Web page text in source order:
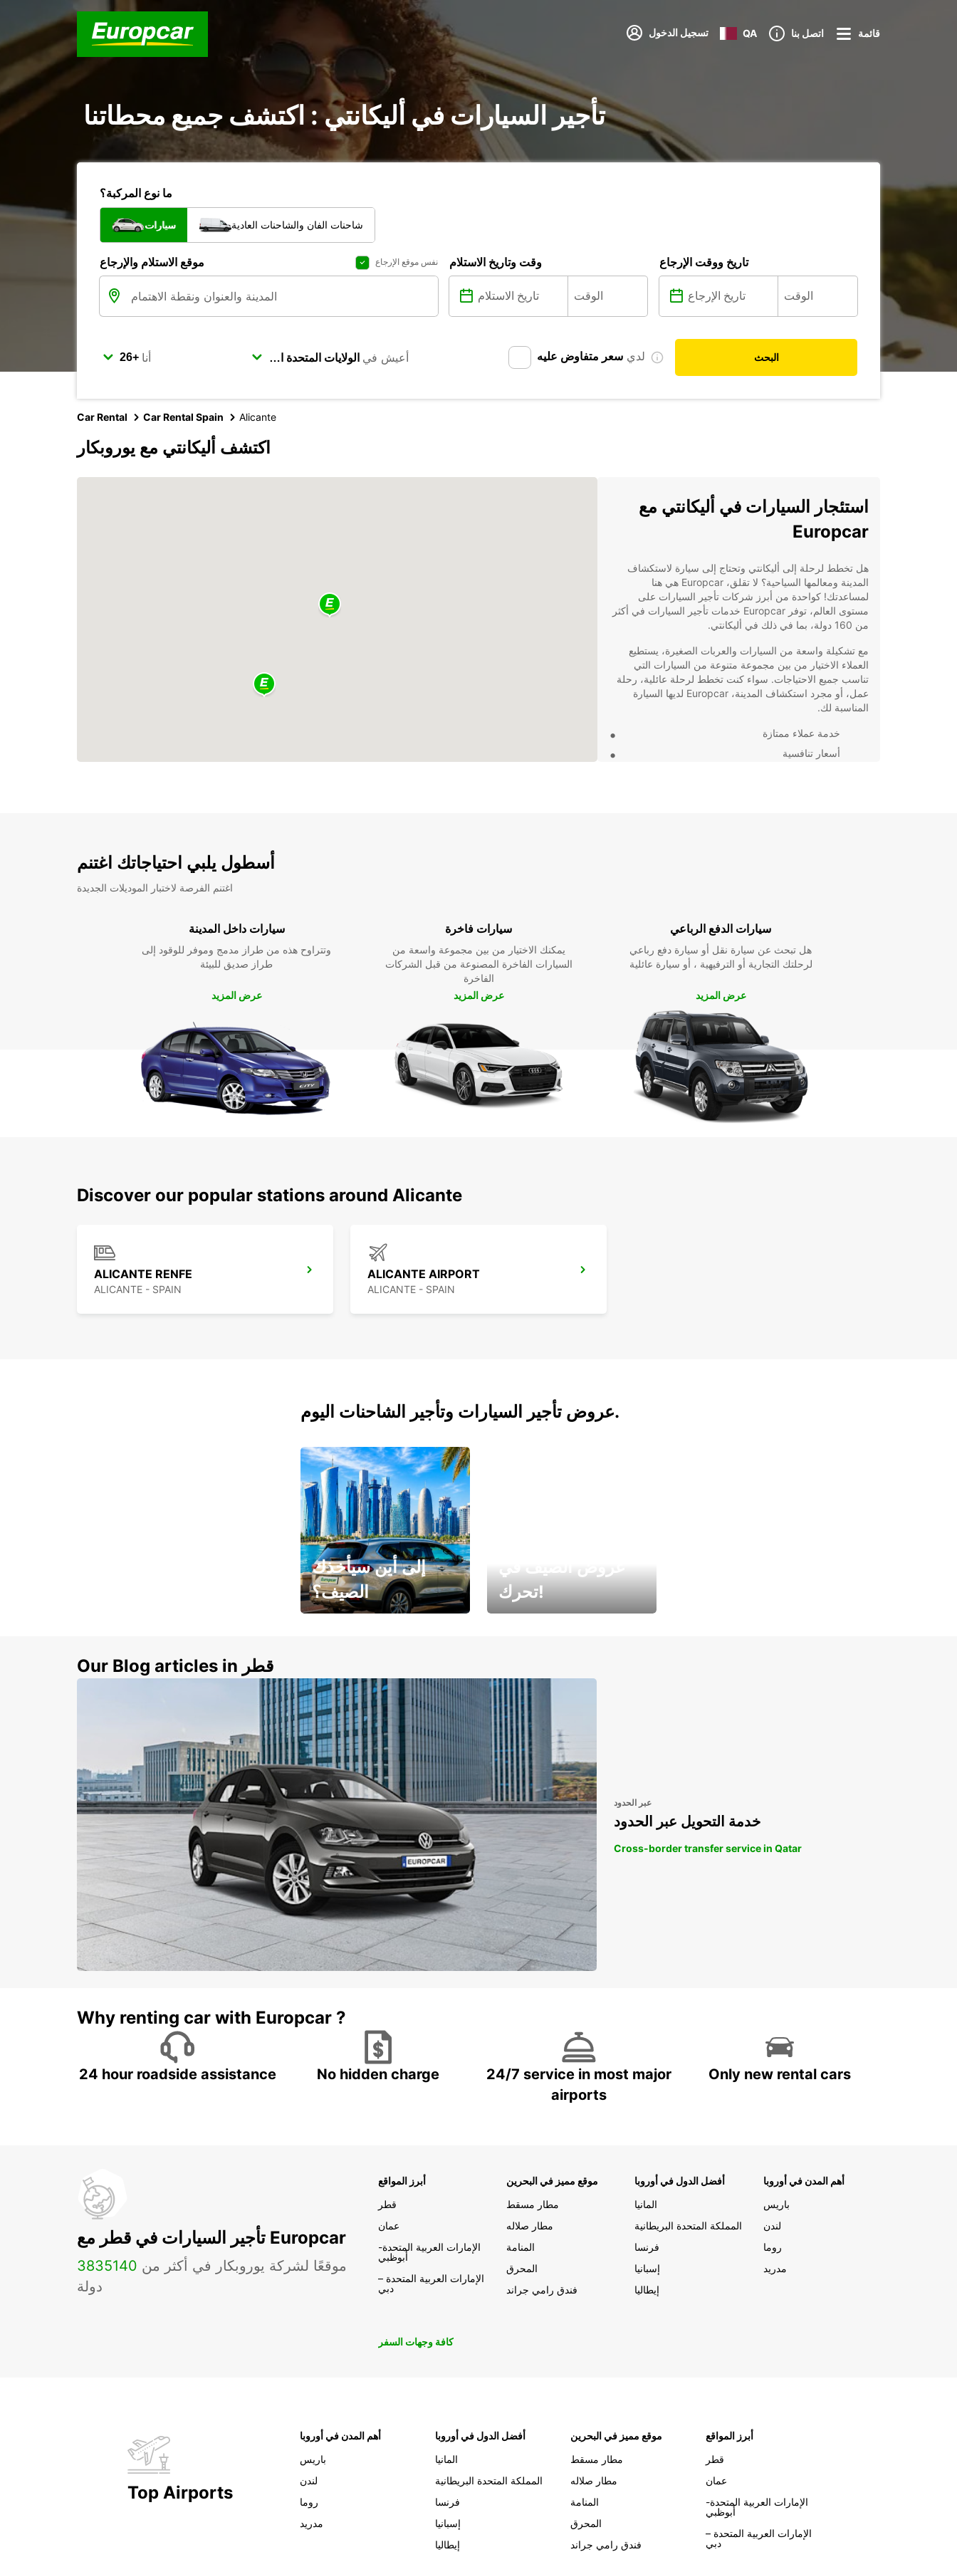
تسجيل الدخول QA اتصل بنا قائمة
تأجير السيارات في أليكانتي : اكتشف جميع محطاتنا
ما نوع المركبة؟
سيارات شاحنات الفان والشاحنات العادية
موقع الاستلام والإرجاع نفس موقع الإرجاع وقت وتاريخ الاستلام تاريخ ووقت الإرجاع
أنا أعيش في لدي سعر متفاوض عليه البحث
Car Rental Car Rental Spain Alicante
اكتشف أليكانتي مع يوروبكار
استئجار السيارات في أليكانتي مع
Europcar
هل تخطط لرحلة إلى أليكانتي وتحتاج إلى سيارة لاستكشاف
المدينة ومعالمها السياحية؟ لا تقلق، Europcar هي هنا
لمساعدتك! كواحدة من أبرز شركات تأجير السيارات على
مستوى العالم، توفر Europcar خدمات تأجير السيارات في أكثر
من 160 دولة، بما في ذلك في أليكانتي.
مع تشكيلة واسعة من السيارات والعربات الصغيرة، يستطيع
العملاء الاختيار من بين مجموعة متنوعة من السيارات التي
تناسب جميع الاحتياجات. سواء كنت تخطط لرحلة عائلية، رحلة
عمل، أو مجرد استكشاف المدينة، Europcar لديها السيارة
المناسبة لك.
خدمة عملاء ممتازة
أسعار تنافسية
أسطول يلبي احتياجاتك اغتنم
اغتنم الفرصة لاختبار الموديلات الجديدة
سيارات داخل المدينة
وتتراوح هذه من طراز مدمج وموفر للوقود إلى
طراز صديق للبيئة
عرض المزيد
سيارات فاخرة
يمكنك الاختيار من بين مجموعة واسعة من
السيارات الفاخرة المصنوعة من قبل الشركات
الفاخرة
عرض المزيد
سيارات الدفع الرباعي
هل تبحث عن سيارة نقل أو سيارة دفع رباعي
لرحلتك التجارية أو الترفيهية ، أو سيارة عائلية
عرض المزيد
Discover our popular stations around Alicante
ALICANTE RENFE
ALICANTE - SPAIN
ALICANTE AIRPORT
ALICANTE - SPAIN
عروض تأجير السيارات وتأجير الشاحنات اليوم.
إلى أين سيأخذك
الصيف؟
تحرك!
Our Blog articles in قطر
عبر الحدود
خدمة التحويل عبر الحدود
Cross-border transfer service in Qatar
Why renting car with Europcar ?
24 hour roadside assistance No hidden charge
24/7 service in most major
airports
Only new rental cars
تأجير السيارات في قطر مع Europcar
3835 موقعًا لشركة يوروبكار في أكثر من 140
دولة
أبرز المواقع
قطر
عمان
الإمارات العربية المتحدة-
أبوظبي
الإمارات العربية المتحدة –
دبي
موقع مميز في البحرين
مطار مسقط
مطار صلاله
المنامة
المحرق
فندق رامي جراند
أفضل الدول في أوروبا
المانيا
المملكة المتحدة البريطانية
فرنسا
إسبانيا
إيطاليا
أهم المدن في أوروبا
باريس
لندن
روما
مدريد
كافة وجهات السفر
Top Airports
أهم المدن في أوروبا
باريس
لندن
روما
مدريد
أفضل الدول في أوروبا
المانيا
المملكة المتحدة البريطانية
فرنسا
إسبانيا
إيطاليا
موقع مميز في البحرين
مطار مسقط
مطار صلاله
المنامة
المحرق
فندق رامي جراند
أبرز المواقع
قطر
عمان
الإمارات العربية المتحدة-
أبوظبي
الإمارات العربية المتحدة –
دبي